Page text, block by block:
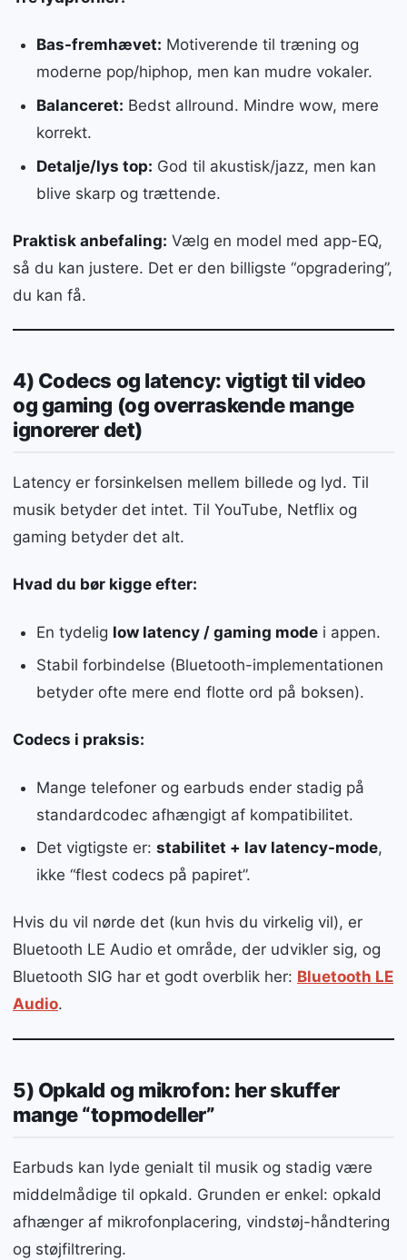
Bas-fremhævet: Motiverende til træning og
moderne pop/hiphop, men kan mudre vokaler.
Balanceret: Bedst allround. Mindre wow, mere
korrekt.
Detalje/lys top: God til akustisk/jazz, men kan
blive skarp og trættende.
Praktisk anbefaling: Vælg en model med app-EQ,
så du kan justere. Det er den billigste “opgradering”,
du kan få.
4) Codecs og latency: vigtigt til video
og gaming (og overraskende mange
ignorerer det)
Latency er forsinkelsen mellem billede og lyd. Til
musik betyder det intet. Til YouTube, Netflix og
gaming betyder det alt.
Hvad du bør kigge efter:
En tydelig low latency / gaming modei appen.
Stabil forbindelse (Bluetooth-implementationen
betyder ofte mere end flotte ord på boksen).
Codecs i praksis:
Mange telefoner og earbuds ender stadig på
standardcodec afhængigt af kompatibilitet.
Det vigtigste er: stabilitet + lav latency-mode,
ikke “flest codecs på papiret”.
Hvis du vil nørde det (kun hvis du virkelig vil), er
Bluetooth LE Audio et område, der udvikler sig, og
Bluetooth SIG har et godt overblik her: Bluetooth LE
Audio.
5) Opkald og mikrofon: her skuffer
mange “topmodeller”
Earbuds kan lyde genialt til musik og stadig være
middelmådige til opkald. Grunden er enkel: opkald
afhænger af mikrofonplacering, vindstøj-håndtering
og støjfiltrering.